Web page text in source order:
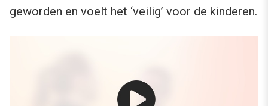
geworden en voelt het ‘veilig’ voor de kinderen.